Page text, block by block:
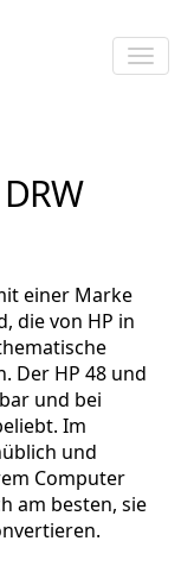
einer Marke
die von HP in
Der HP 48 und
und bei
Im
und
Computer
am besten, sie